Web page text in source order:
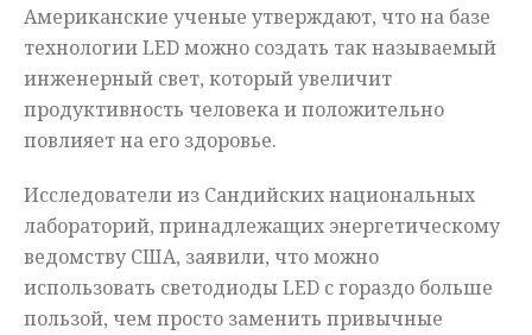
Американские ученые утверждают, что на базе
технологииLEDможно создать так называемый
инженерный свет, который увеличит
продуктивность человека и положительно
повлияет на его здоровье.
Исследователи из Сандийских национальных
лабораторий, принадлежащих энергетическому
ведомству США, заявили, что можно
использовать светодиодыLED с гораздо больше
пользой, чем просто заменить привычные